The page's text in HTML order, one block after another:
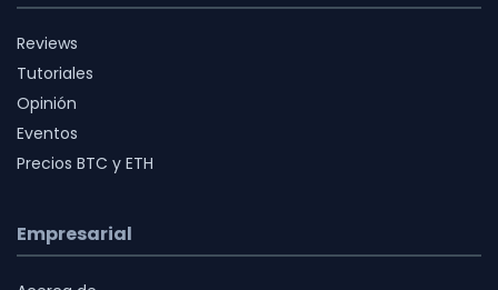
Reviews
Tutoriales
Opinión
Eventos
Precios BTC y ETH
Empresarial